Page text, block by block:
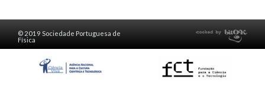
© 2019 Sociedade Portuguesa de
Física